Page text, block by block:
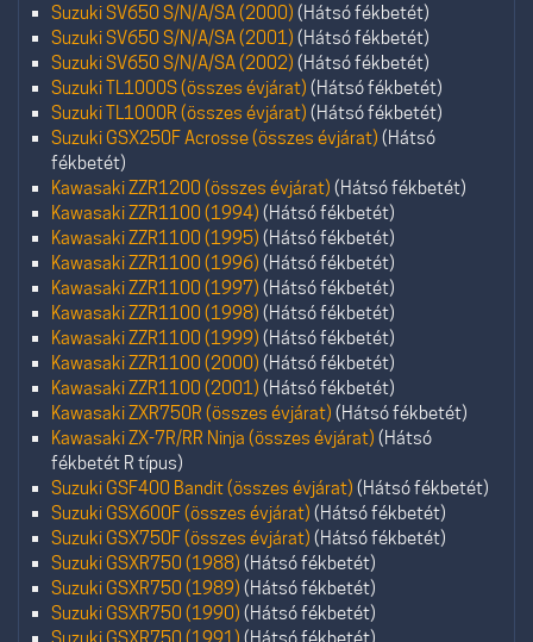
Suzuki SV650 S/N/A/SA (2000) (Hátsó fékbetét)
Suzuki SV650 S/N/A/SA (2001) (Hátsó fékbetét)
Suzuki SV650 S/N/A/SA (2002) (Hátsó fékbetét)
Suzuki TL1000S (összes évjárat) (Hátsó fékbetét)
Suzuki TL1000R (összes évjárat) (Hátsó fékbetét)
Suzuki GSX250F Acrosse (összes évjárat) (Hátsó
fékbetét)
Kawasaki ZZR1200 (összes évjárat) (Hátsó fékbetét)
Kawasaki ZZR1100 (1994) (Hátsó fékbetét)
Kawasaki ZZR1100 (1995) (Hátsó fékbetét)
Kawasaki ZZR1100 (1996) (Hátsó fékbetét)
Kawasaki ZZR1100 (1997) (Hátsó fékbetét)
Kawasaki ZZR1100 (1998) (Hátsó fékbetét)
Kawasaki ZZR1100 (1999) (Hátsó fékbetét)
Kawasaki ZZR1100 (2000) (Hátsó fékbetét)
Kawasaki ZZR1100 (2001) (Hátsó fékbetét)
Kawasaki ZXR750R (összes évjárat) (Hátsó fékbetét)
Kawasaki ZX-7R/RR Ninja (összes évjárat) (Hátsó
fékbetét R típus)
Suzuki GSF400 Bandit (összes évjárat) (Hátsó fékbetét)
Suzuki GSX600F (összes évjárat) (Hátsó fékbetét)
Suzuki GSX750F (összes évjárat) (Hátsó fékbetét)
Suzuki GSXR750 (1988) (Hátsó fékbetét)
Suzuki GSXR750 (1989) (Hátsó fékbetét)
Suzuki GSXR750 (1990) (Hátsó fékbetét)
Suzuki GSXR750 (1991) (Hátsó fékbetét)